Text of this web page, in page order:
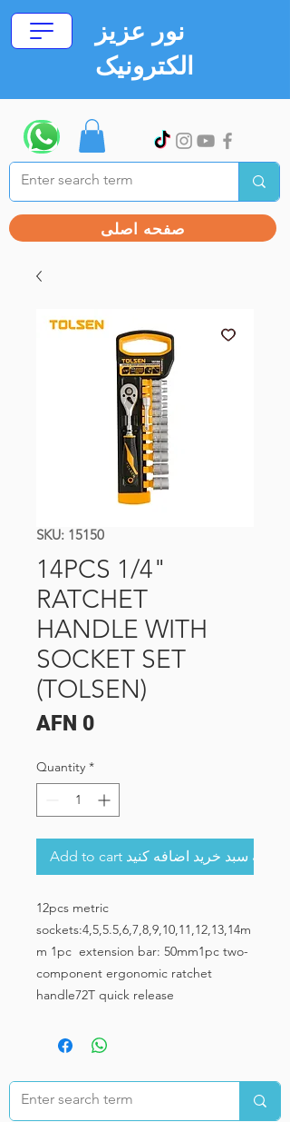
نور عزیز
الکترونیک
صفحه اصلی
SKU: 15150
14PCS 1/4"
RATCHET
HANDLE WITH
SOCKET SET
(TOLSEN)
AFN 0Price
Quantity *
Add to cart به سبد خرید اضافه کنید
12pcs metric
sockets:4,5,5.5,6,7,8,9,10,11,12,13,14m
m 1pc extension bar: 50mm1pc two-
component ergonomic ratchet
handle72T quick release